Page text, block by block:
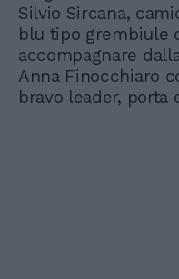
Silvio Sircana,
blu tipo grembiule
accompagnare
Anna Finocchiaro
bravo leader, porta